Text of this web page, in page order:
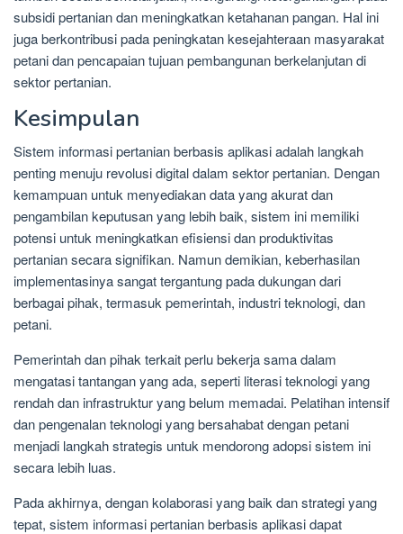
subsidi pertanian dan meningkatkan ketahanan pangan. Hal ini
juga berkontribusi pada peningkatan kesejahteraan masyarakat
petani dan pencapaian tujuan pembangunan berkelanjutan di
sektor pertanian.
Kesimpulan
Sistem informasi pertanian berbasis aplikasi adalah langkah
penting menuju revolusi digital dalam sektor pertanian. Dengan
kemampuan untuk menyediakan data yang akurat dan
pengambilan keputusan yang lebih baik, sistem ini memiliki
potensi untuk meningkatkan efisiensi dan produktivitas
pertanian secara signifikan. Namun demikian, keberhasilan
implementasinya sangat tergantung pada dukungan dari
berbagai pihak, termasuk pemerintah, industri teknologi, dan
petani.
Pemerintah dan pihak terkait perlu bekerja sama dalam
mengatasi tantangan yang ada, seperti literasi teknologi yang
rendah dan infrastruktur yang belum memadai. Pelatihan intensif
dan pengenalan teknologi yang bersahabat dengan petani
menjadi langkah strategis untuk mendorong adopsi sistem ini
secara lebih luas.
Pada akhirnya, dengan kolaborasi yang baik dan strategi yang
tepat, sistem informasi pertanian berbasis aplikasi dapat